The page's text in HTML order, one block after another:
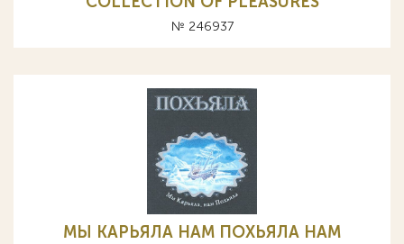
№ 246937
МЫ КАРЬЯЛА НАМ ПОХЬЯЛА HAM